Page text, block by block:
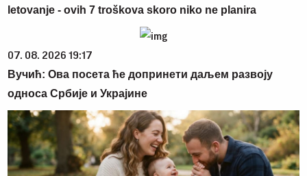
letovanje - ovih 7 troškova skoro niko ne planira
07. 08. 2026 19:17
Вучић: Ова посета ће допринети даљем развоју
односа Србије и Украјине